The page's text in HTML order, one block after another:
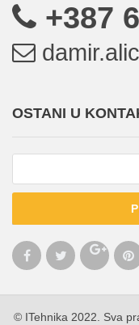
+387
OSTANI U
© ITehnika 2022. Sva